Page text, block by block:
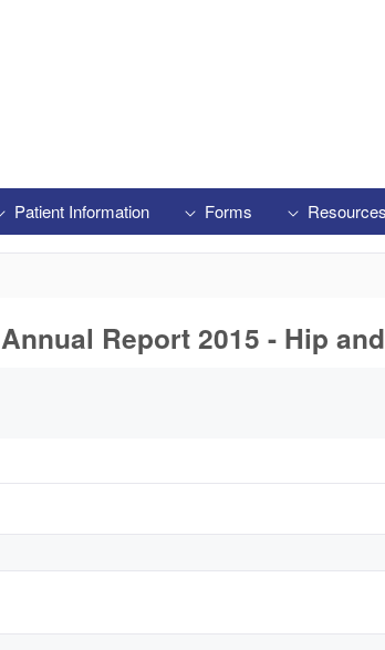
Resources
Forms
Patient Information
Annual Report 2015 - Hip